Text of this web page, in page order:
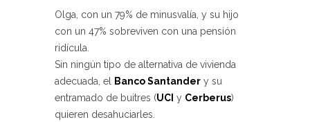
Olga, con un 79% de minusvalía, y su hijo
con un 47% sobreviven con una pensión
ridícula.
Sin ningún tipo de alternativa de vivienda
adecuada, el
Banco Santander y su
entramado de buitres (UCI y Cerberus)
quieren desahuciarles.